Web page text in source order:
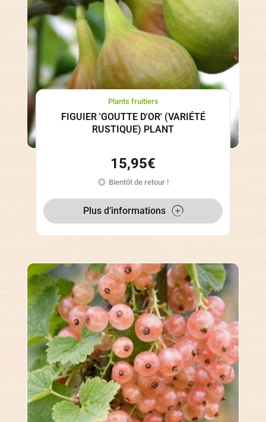
Plants fruitiers
FIGUIER 'GOUTTE D'OR' (VARIÉTÉ
RUSTIQUE) PLANT
15,95€
Bientôt de retour !
Plus d’informations